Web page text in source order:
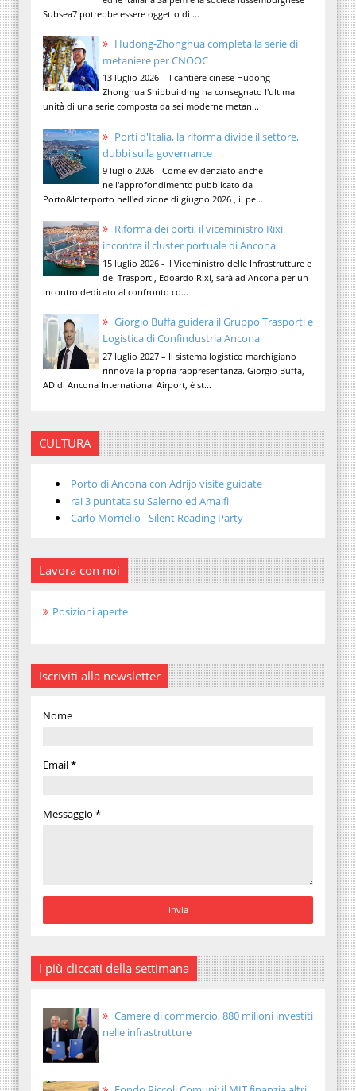
Subsea7 potrebbe essere oggetto di ...
Hudong-Zhonghua completa la serie di
metaniere per CNOOC
13 luglio 2026 - Il cantiere cinese Hudong-
Zhonghua Shipbuilding ha consegnato l'ultima
unità di una serie composta da sei moderne metan...
Porti d'Italia, la riforma divide il settore,
dubbi sulla governance
9 luglio 2026 - Come evidenziato anche
nell'approfondimento pubblicato da
Porto&Interporto nell'edizione di giugno 2026 , il pe...
Riforma dei porti, il viceministro Rixi
incontra il cluster portuale di Ancona
15 luglio 2026 - Il Viceministro delle Infrastrutture e
dei Trasporti, Edoardo Rixi, sarà ad Ancona per un
incontro dedicato al confronto co...
Giorgio Buffa guiderà il Gruppo Trasporti e
Logistica di Confindustria Ancona
27 luglio 2027 – Il sistema logistico marchigiano
rinnova la propria rappresentanza. Giorgio Buffa,
AD di Ancona International Airport, è st...
CULTURA
Porto di Ancona con Adrijo visite guidate
rai 3 puntata su Salerno ed Amalfi
Carlo Morriello - Silent Reading Party
Lavora con noi
Posizioni aperte
Iscriviti alla newsletter
Nome
Email*
Messaggio *
I più cliccati della settimana
Camere di commercio, 880 milioni investiti
nelle infrastrutture